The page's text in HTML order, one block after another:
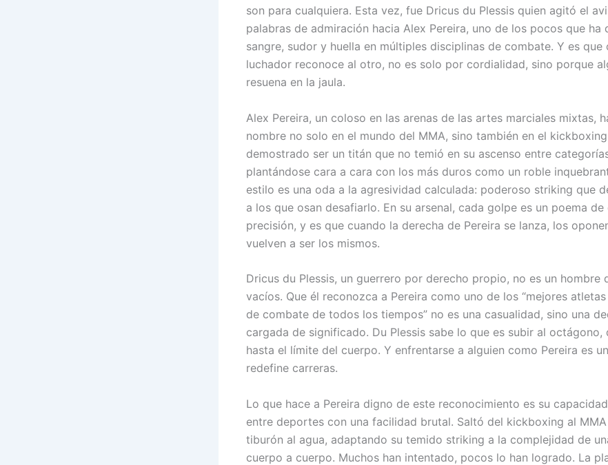
son para cualquiera. Esta vez, fue Dricus du Plessis quien agitó el
palabras de admiración hacia Alex Pereira, uno de los pocos que ha
sangre, sudor y huella en múltiples disciplinas de combate. Y es que
luchador reconoce al otro, no es solo por cordialidad, sino porque
resuena en la jaula.
Alex Pereira, un coloso en las arenas de las artes marciales mixtas,
nombre no solo en el mundo del MMA, sino también en el
demostrado ser un titán que no temió en su ascenso entre
plantándose cara a cara con los más duros como un roble
estilo es una oda a la agresividad calculada: poderoso striking que
a los que osan desafiarlo. En su arsenal, cada golpe es un poema
precisión, y es que cuando la derecha de Pereira se lanza, los
vuelven a ser los mismos.
Dricus du Plessis, un guerrero por derecho propio, no es un hombre
vacíos. Que él reconozca a Pereira como uno de los “mejores
de combate de todos los tiempos” no es una casualidad, sino una
cargada de significado. Du Plessis sabe lo que es subir al
hasta el límite del cuerpo. Y enfrentarse a alguien como Pereira es
redefine carreras.
Lo que hace a Pereira digno de este reconocimiento es su
entre deportes con una facilidad brutal. Saltó del kickboxing al
tiburón al agua, adaptando su temido striking a la complejidad de
cuerpo a cuerpo. Muchos han intentado, pocos lo han logrado. La